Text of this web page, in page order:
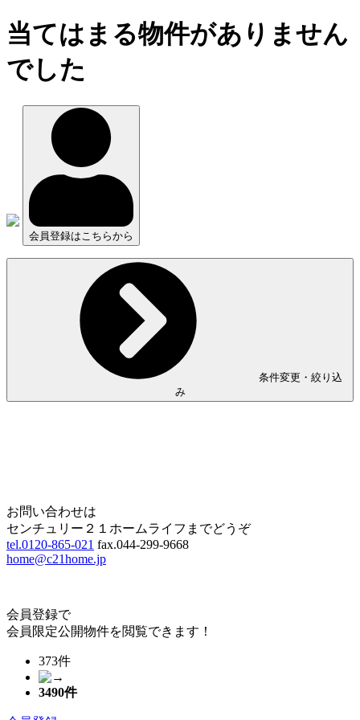
当てはまる物件がありません
でした
会員登録はこちらから
条件変更・絞り込
み
お問い合わせは
センチュリー２１ホームライフまでどうぞ
tel.0120-865-021 fax.044-299-9668
home@c21home.jp
会員登録で
会員限定公開物件を閲覧できます！
373件
3490件